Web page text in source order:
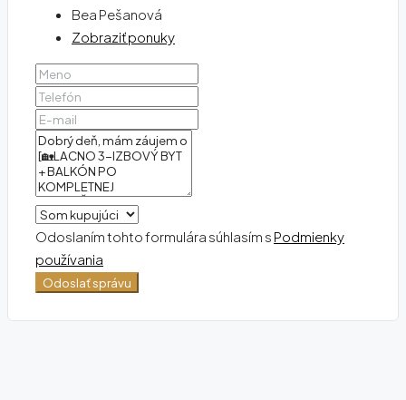
Bea Pešanová
Zobraziť ponuky
Odoslaním tohto formulára súhlasím s Podmienky
používania
Odoslať správu